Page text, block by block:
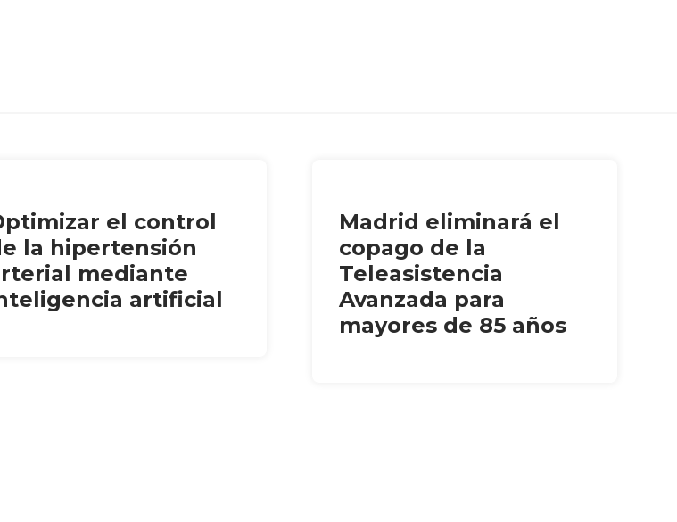
el control
la hipertensión
mediante
artificial
Madrid eliminará el
copago de la
Teleasistencia
Avanzada para
mayores de 85 años